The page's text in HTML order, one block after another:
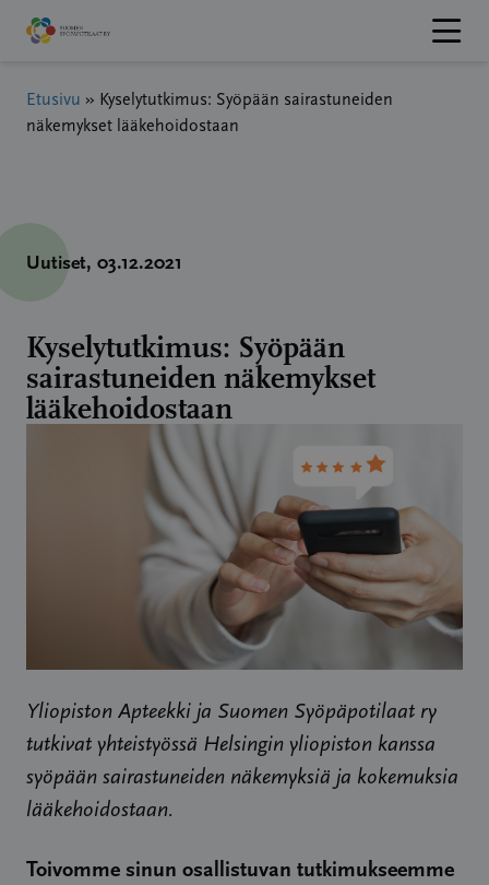
Hyppää
sisältöön
Etusivu » Kyselytutkimus: Syöpään sairastuneiden
näkemykset lääkehoidostaan
Uutiset, 03.12.2021
Kyselytutkimus: Syöpään
sairastuneiden näkemykset
lääkehoidostaan
Yliopiston Apteekki ja Suomen Syöpäpotilaat ry
tutkivat yhteistyössä Helsingin yliopiston kanssa
syöpään sairastuneiden näkemyksiä ja kokemuksia
lääkehoidostaan.
Toivomme sinun osallistuvan tutkimukseemme